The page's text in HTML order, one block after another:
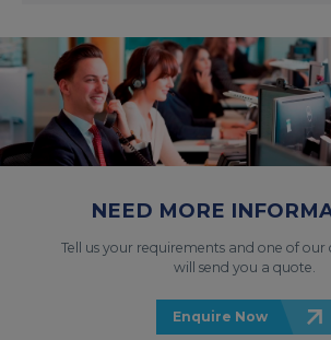
NEED MORE
Tell us your requirements and one of
will send you a quote.
Enquire Now